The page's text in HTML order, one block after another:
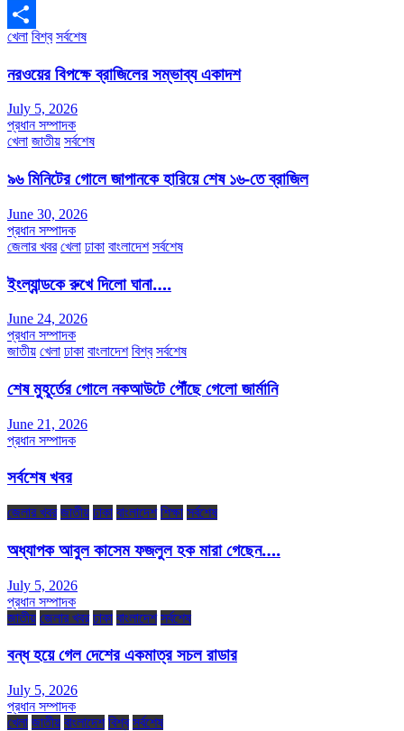
WhatsApp
Share
খেলা বিশ্ব সর্বশেষ
নরওয়ের বিপক্ষে ব্রাজিলের সম্ভাব্য একাদশ
July 5, 2026
প্রধান সম্পাদক
খেলা জাতীয় সর্বশেষ
৯৬ মিনিটের গোলে জাপানকে হারিয়ে শেষ ১৬-তে ব্রাজিল
June 30, 2026
প্রধান সম্পাদক
জেলার খবর খেলা ঢাকা বাংলাদেশ সর্বশেষ
ইংল্যান্ডকে রুখে দিলো ঘানা….
June 24, 2026
প্রধান সম্পাদক
জাতীয় খেলা ঢাকা বাংলাদেশ বিশ্ব সর্বশেষ
শেষ মুহূর্তের গোলে নকআউটে পৌঁছে গেলো জার্মানি
June 21, 2026
প্রধান সম্পাদক
সর্বশেষ খবর
জেলার খবর জাতীয় ঢাকা বাংলাদেশ শিক্ষা সর্বশেষ
অধ্যাপক আবুল কাসেম ফজলুল হক মারা গেছেন….
July 5, 2026
প্রধান সম্পাদক
জাতীয় জেলার খবর ঢাকা বাংলাদেশ সর্বশেষ
বন্ধ হয়ে গেল দেশের একমাত্র সচল রাডার
July 5, 2026
প্রধান সম্পাদক
খেলা জাতীয় বাংলাদেশ বিশ্ব সর্বশেষ